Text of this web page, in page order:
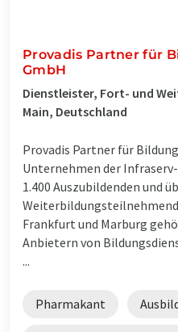
Provadis Partner für
GmbH
Dienstleister, Fort- und
Main, Deutschland
Provadis Partner für
Unternehmen der
1.400 Auszubildenden und
Frankfurt und Marburg
Anbietern von
...
Pharmakant